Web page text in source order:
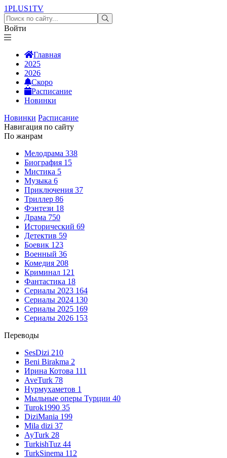
1PLUS1TV
Войти
Главная
2025
2026
Скоро
Расписание
Новинки
Новинки Расписание
Навигация по сайту
По жанрам
Мелодрама 338
Биография 15
Мистика 5
Музыка 6
Приключения 37
Триллер 86
Фэнтези 18
Драма 750
Исторический 69
Детектив 59
Боевик 123
Военный 36
Комедия 208
Криминал 121
Фантастика 18
Сериалы 2023 164
Сериалы 2024 130
Сериалы 2025 169
Сериалы 2026 153
Переводы
SesDizi 210
Beni Birakma 2
Ирина Котова 111
AveTurk 78
Нурмухаметов 1
Мыльные оперы Турции 40
Turok1990 35
DiziMania 199
Mila dizi 37
AyTurk 28
TurkishTuz 44
TurkSinema 112